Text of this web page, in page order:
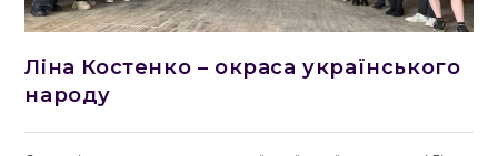
Ліна Костенко – окраса українського
народу